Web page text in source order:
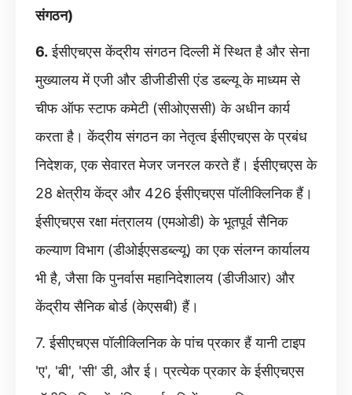
संगठन)
6. ईसीएचएस केंद्रीय संगठन दिल्ली में स्थित है और सेना
मुख्यालय में एजी और डीजीडीसी एंड डब्ल्यू के माध्यम से
चीफ ऑफ स्टाफ कमेटी (सीओएससी) के अधीन कार्य
करता है। केंद्रीय संगठन का नेतृत्व ईसीएचएस के प्रबंध
निदेशक, एक सेवारत मेजर जनरल करते हैं। ईसीएचएस के
28 क्षेत्रीय केंद्र और 426 ईसीएचएस पॉलीक्लिनिक हैं।
ईसीएचएस रक्षा मंत्रालय (एमओडी) के भूतपूर्व सैनिक
कल्याण विभाग (डीओईएसडब्ल्यू) का एक संलग्न कार्यालय
भी है, जैसा कि पुनर्वास महानिदेशालय (डीजीआर) और
केंद्रीय सैनिक बोर्ड (केएसबी) हैं।
7. ईसीएचएस पॉलीक्लिनिक के पांच प्रकार हैं यानी टाइप
'ए', 'बी', 'सी' डी, और ई। प्रत्येक प्रकार के ईसीएचएस